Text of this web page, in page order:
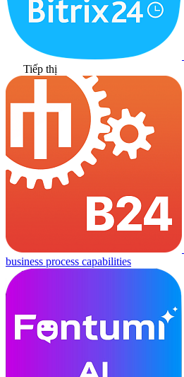
Tiếp thị
business process capabilities